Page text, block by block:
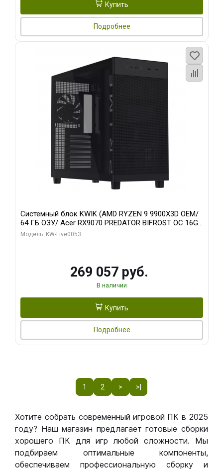
Купить
Подробнее
Системный блок KWIK (AMD RYZEN 9 9900X3D OEM/
64 ГБ ОЗУ/ Acer RX9070 PREDATOR BIFROST OC 16GB
GDDR6 256bit 3x/ 1 ТБ SSD)
Модель: KW-Live0053
269 057 руб.
В наличии
Купить
Подробнее
1 2 > >|
Хотите собрать современный игровой ПК в 2025
году? Наш магазин предлагает готовые сборки
хорошего ПК для игр любой сложности. Мы
подбираем оптимальные компоненты,
обеспечиваем профессиональную сборку и